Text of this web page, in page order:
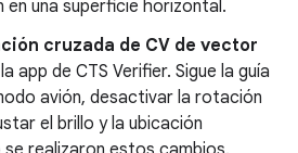
una superficie horizontal.
cruzada de CV de vector
app de CTS Verifier. Sigue la guía
avión, desactivar la rotación
el brillo y la ubicación